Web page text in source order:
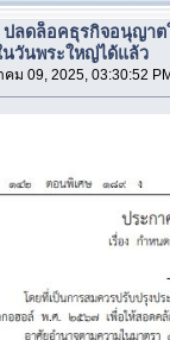
ปลดล็อคธุรกิจอนุญาต
นวันพระใหญ่ได้แล้ว
ม 09, 2025, 03:30:52